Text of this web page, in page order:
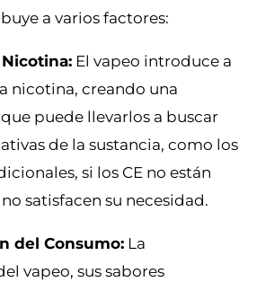
a varios factores:
El vapeo introduce a
nicotina, creando una
puede llevarlos a buscar
de la sustancia, como los
si los CE no están
satisfacen su necesidad.
del Consumo: La
vapeo, sus sabores